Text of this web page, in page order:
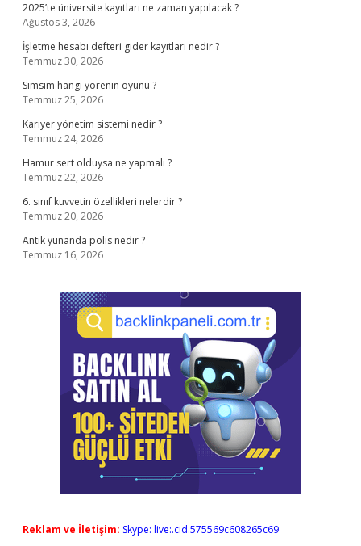
2025’te üniversite kayıtları ne zaman yapılacak ?
Ağustos 3, 2026
İşletme hesabı defteri gider kayıtları nedir ?
Temmuz 30, 2026
Simsim hangi yörenin oyunu ?
Temmuz 25, 2026
Kariyer yönetim sistemi nedir ?
Temmuz 24, 2026
Hamur sert olduysa ne yapmalı ?
Temmuz 22, 2026
6. sınıf kuvvetin özellikleri nelerdir ?
Temmuz 20, 2026
Antik yunanda polis nedir ?
Temmuz 16, 2026
Reklam ve İletişim: Skype: live:.cid.575569c608265c69